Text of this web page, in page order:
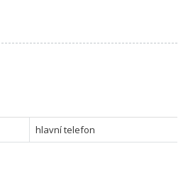
hlavní telefon